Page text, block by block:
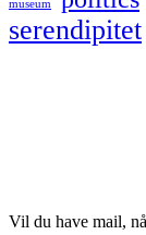
museum
serendipitet
Vil du have mail,